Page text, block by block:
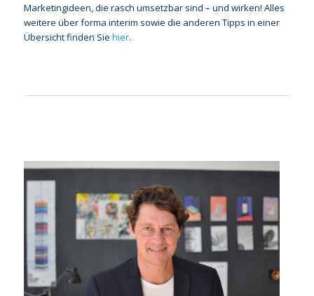
Marketingideen, die rasch umsetzbar sind – und wirken! Alles
weitere über forma interim sowie die anderen Tipps in einer
Übersicht finden Sie hier.